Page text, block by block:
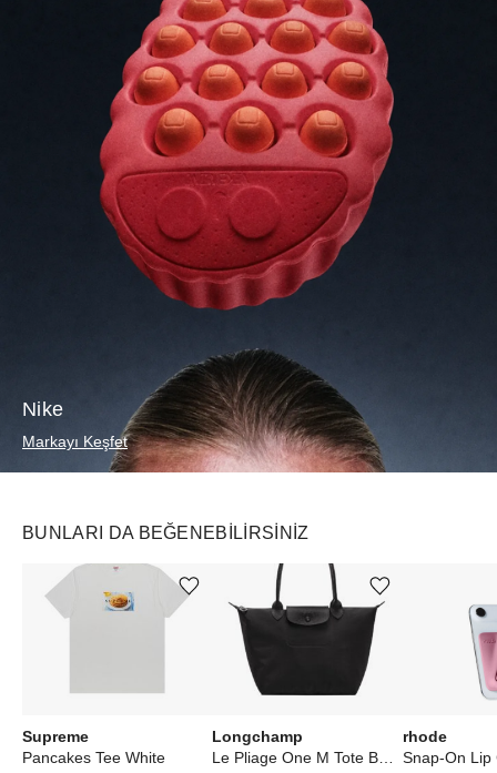
Nike
Markayı Keşfet
BUNLARI DA BEĞENEBILIRSINIZ
Supreme
Pancakes Tee White
Ürünü istek listesine ekle veya listeden çıkar
Longchamp
Le Pliage One M Tote Bag Black
Ürünü istek listesine ekle veya listeden çıkar
rhode
Snap-On Lip